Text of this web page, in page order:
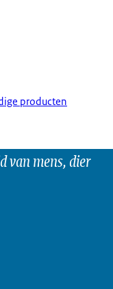
producten
van mens, dier